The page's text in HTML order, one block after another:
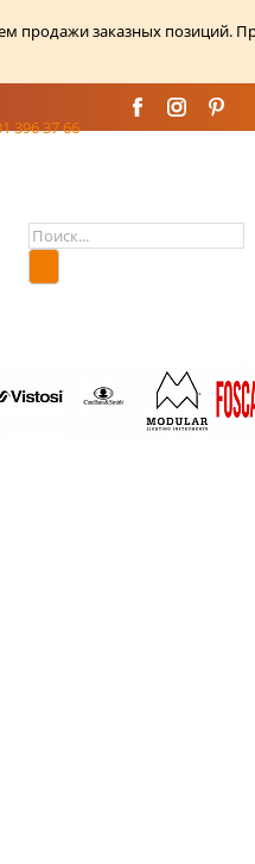
продажи заказных позиций.
396 37 66